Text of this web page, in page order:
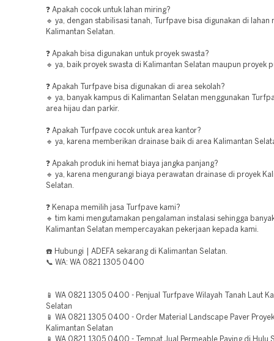
❓ Apakah cocok untuk lahan miring?
🔹 ya, dengan stabilisasi tanah, Turfpave bisa digunakan di lahan
Kalimantan Selatan.
❓ Apakah bisa digunakan untuk proyek swasta?
🔹 ya, baik proyek swasta di Kalimantan Selatan maupun proyek
❓ Apakah Turfpave bisa digunakan di area sekolah?
🔹 ya, banyak kampus di Kalimantan Selatan menggunakan
area hijau dan parkir.
❓ Apakah Turfpave cocok untuk area kantor?
🔹 ya, karena memberikan drainase baik di area Kalimantan
❓ Apakah produk ini hemat biaya jangka panjang?
🔹 ya, karena mengurangi biaya perawatan drainase di proyek
Selatan.
❓ Kenapa memilih jasa Turfpave kami?
🔹 tim kami mengutamakan pengalaman instalasi sehingga
Kalimantan Selatan mempercayakan pekerjaan kepada kami.
☎️ Hubungi | ADEFA sekarang di Kalimantan Selatan.
📞 WA: WA 0821 1305 0400
📱 WA 0821 1305 0400 - Penjual Turfpave Wilayah Tanah Laut
Selatan
📱 WA 0821 1305 0400 - Order Material Landscape Paver
Kalimantan Selatan
📱 WA 0821 1305 0400 - Tempat Jual Permeable Paving di Hulu